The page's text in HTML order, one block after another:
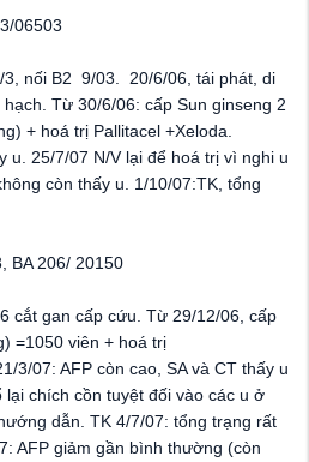
06503
3, nối B2 9/03. 20/6/06, tái phát, di
Từ 30/6/06: cấp Sun ginseng 2
+ hoá trị Pallitacel +Xeloda.
u. 25/7/07 N/V lại để hoá trị vì nghi u
còn thấy u. 1/10/07:TK, tổng
BA 206/ 20150
cắt gan cấp cứu. Từ 29/12/06, cấp
=1050 viên + hoá trị
3/07: AFP còn cao, SA và CT thấy u
chích cồn tuyệt đối vào các u ở
dẫn. TK 4/7/07: tổng trạng rất
AFP giảm gần bình thường (còn